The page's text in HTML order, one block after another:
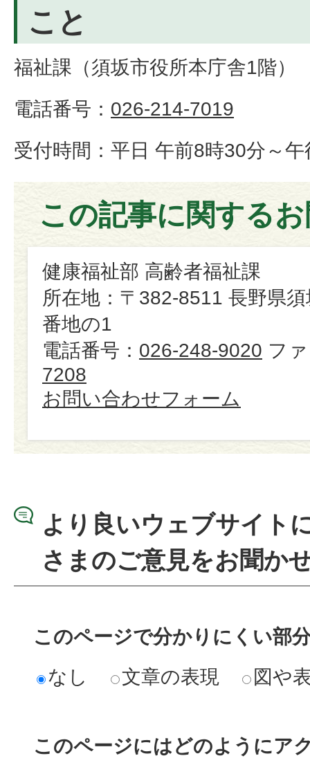
こと
福祉課（須坂市役所本庁舎1階）
電話番号： 026-214-7019
受付時間：平日 午前8時30分～
この記事に関する
健康福祉部 高齢者福祉課
所在地：〒382-8511 長野県
番地の1
電話番号： 026-248-9020 フ
7208
お問い合わせフォーム
より良いウェブサイト
さまのご意見をお聞か
このページで分かりにくい部
なし
文章の表現 図や
このページにはどのようにア